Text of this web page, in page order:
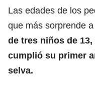
Las edades de los
que más sorprende
de tres niños de
cumplió su primer
selva.